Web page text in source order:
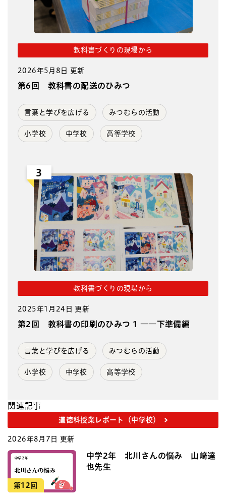
教科書づくりの現場から
2026年5月8日 更新
第6回 教科書の配送のひみつ
言葉と学びを広げる みつむらの活動
小学校 中学校 高等学校
3
教科書づくりの現場から
2025年1月24日 更新
第2回 教科書の印刷のひみつ 1 ――下準備編
言葉と学びを広げる みつむらの活動
小学校 中学校 高等学校
関連記事
道徳科授業レポート（中学校）
2026年8月7日 更新
第12回
中学2年 北川さんの悩み 山﨑達
也先生